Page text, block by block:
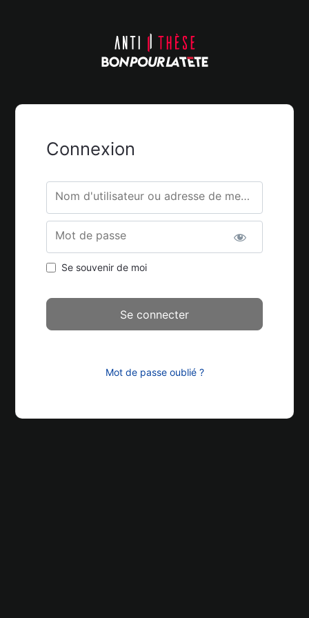
Connexion
Nom d'utilisateur ou adresse de messagerie.
Mot de passe
Se souvenir de moi
Mot de passe oublié ?